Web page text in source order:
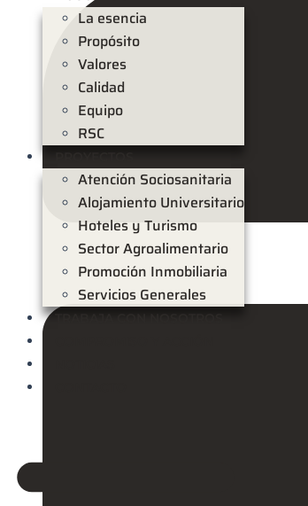
La esencia
Propósito
Valores
Calidad
Equipo
RSC
Atención Sociosanitaria
Alojamiento Universitario
Hoteles y Turismo
Sector Agroalimentario
Promoción Inmobiliaria
Servicios Generales